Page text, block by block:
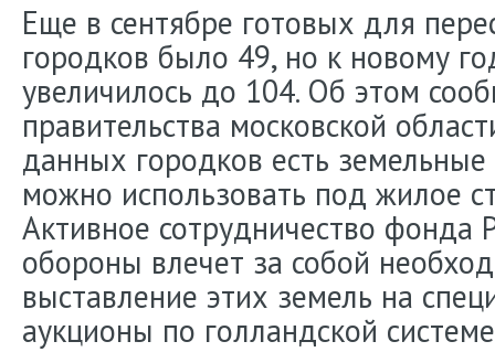
Еще в сентябре готовых для
городков было 49, но к новому
увеличилось до 104. Об этом
правительства московской
данных городков есть земельные
можно использовать под жилое
Активное сотрудничество фонда
обороны влечет за собой
выставление этих земель на
аукционы по голландской